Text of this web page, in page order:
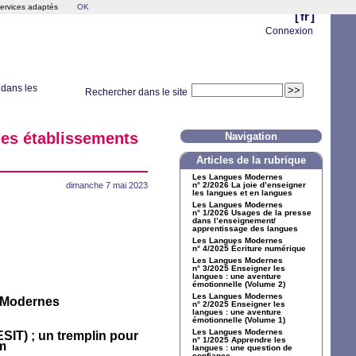
[ fr ]
Connexion
Rechercher dans le site
les
établissements
dimanche 7 mai 2023
) ; un tremplin pour
Navigation
Articles de la rubrique
Les Langues Modernes
n° 2/2026 La joie d’enseigner
les langues et en langues
Les Langues Modernes
n° 1/2026 Usages de la presse
dans l’enseignement/
apprentissage des langues
Les Langues Modernes
n° 4/2025 Écriture numérique
Les Langues Modernes
n° 3/2025 Enseigner les
langues : une aventure
émotionnelle (Volume 2)
Les Langues Modernes
n° 2/2025 Enseigner les
langues : une aventure
émotionnelle (Volume 1)
Les Langues Modernes
n° 1/2025 Apprendre les
langues : une question de
adaptés OK